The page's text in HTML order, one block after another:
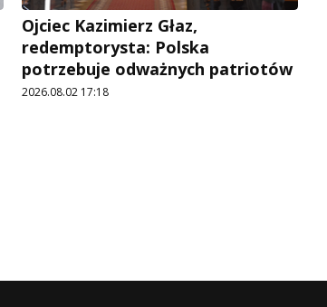
Ojciec Kazimierz Głaz,
redemptorysta: Polska
potrzebuje odważnych patriotów
2026.08.02 17:18